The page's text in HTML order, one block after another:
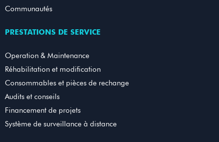
Communautés
PRESTATIONS DE SERVICE
Operation & Maintenance
Réhabilitation et modification
Consommables et pièces de rechange
Audits et conseils
Financement de projets
Système de surveillance à distance